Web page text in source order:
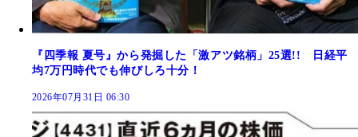
『四季報 夏号』から発掘した「激アツ銘柄」25選!! 日経平
均7万円時代でも伸びしろ十分！
2026年07月31日 06:30